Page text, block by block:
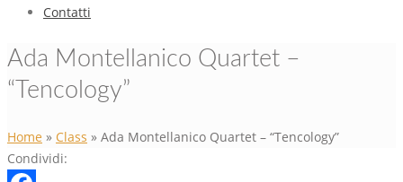
Contatti
Ada Montellanico Quartet –
“Tencology”
Home » Class » Ada Montellanico Quartet – “Tencology”
Condividi: